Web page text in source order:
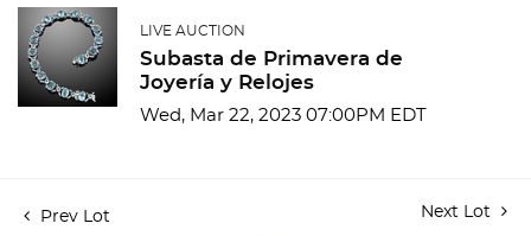
LIVE AUCTION
Subasta de Primavera de
Joyería y Relojes
Wed, Mar 22, 2023 07:00PM EDT
Prev Lot Next Lot